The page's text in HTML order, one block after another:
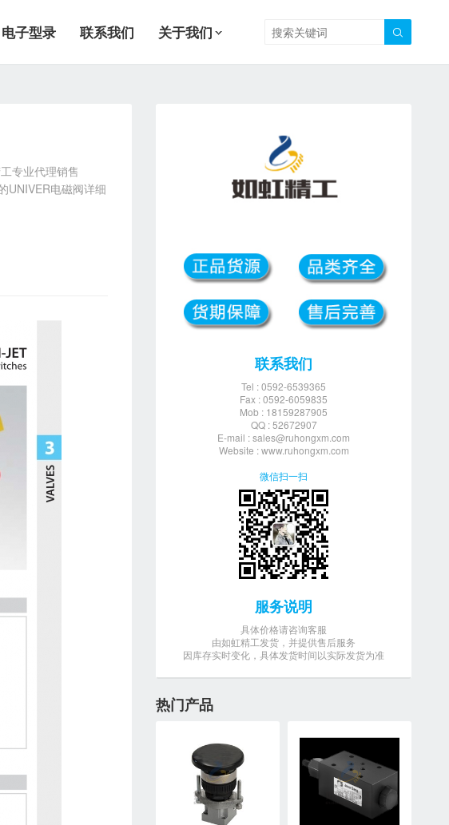

电子型录 联系我们 关于我们
专业代理销售
UNIVER电磁阀详细
联系我们
Tel : 0592-6539365
Fax : 0592-6059835
Mob : 18159287905
QQ : 52672907
E-mail :sales@ruhongxm.com
Website : www.ruhongxm.com
微信扫一扫
服务说明
具体价格请咨询客服
由如虹精工发货，并提供售后服务
因库存实时变化，具体发货时间以实际发货为准
热门产品